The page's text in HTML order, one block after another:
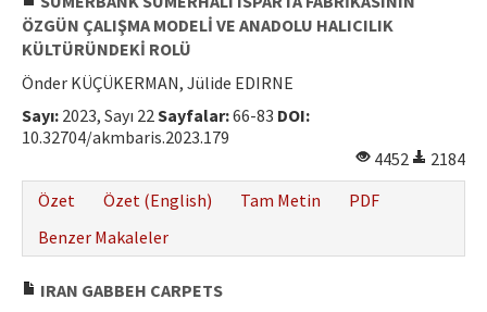
ÖZGÜN ÇALIŞMA MODELİ VE ANADOLU HALICILIK
KÜLTÜRÜNDEKİ ROLÜ
Önder KÜÇÜKERMAN, Jülide EDIRNE
Sayı: 2023, Sayı 22Sayfalar:66-83 DOI:
10.32704/akmbaris.2023.179
4452
2184
Özet
Özet (English) Tam Metin
PDF
Benzer Makaleler
IRAN GABBEH CARPETS